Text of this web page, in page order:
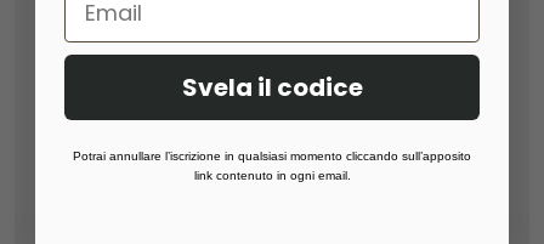
Svela il codice
Potrai annullare l’iscrizione in qualsiasi momento cliccando sull’apposito
link contenuto in ogni email.